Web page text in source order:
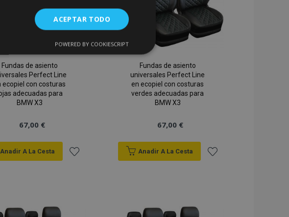
Fundas de asiento
Perfect Line
ecopiel con costuras
adecuadas para
BMW X3
67,00 €
Anadir A La Cesta
Fundas de asiento
universales Perfect Line
en ecopiel con costuras
verdes adecuadas para
BMW X3
67,00 €
Anadir A La Cesta
ACEPTAR TODO
Cookies de
funcionalidad
Almacena ID de productos de productos
POWERED BY COOKIESCRIPT